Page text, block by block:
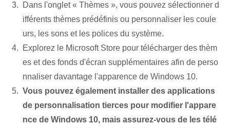
Dans l'onglet « Thèmes », vous pouvez sélectionner d
ifférents thèmes prédéfinis ou personnaliser les coule
urs, les sons et les polices du système.
Explorez le Microsoft Store pour télécharger des thèm
es et des fonds d'écran supplémentaires afin de perso
nnaliser davantage l'apparence de Windows 10.
Vous pouvez également installer des applications
de personnalisation tierces pour modifier l'appare
nce de Windows 10, mais assurez-vous de les télé